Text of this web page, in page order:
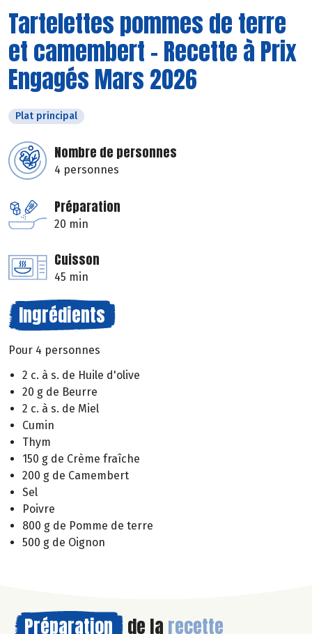
Tartelettes pommes de terre
et camembert - Recette à Prix
Engagés Mars 2026
Plat principal
Nombre de personnes
4 personnes
Préparation
20 min
Cuisson
45 min
Ingrédients
Pour 4 personnes
2 c. à s. de Huile d'olive
20 g de Beurre
2 c. à s. de Miel
Cumin
Thym
150 g de Crème fraîche
200 g de Camembert
Sel
Poivre
800 g de Pomme de terre
500 g de Oignon
Préparation de la recette